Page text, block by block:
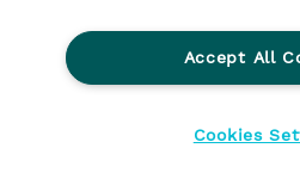
Informations sur le transfert
Accept All
Cookies